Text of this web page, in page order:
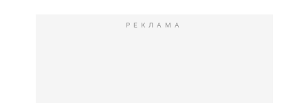
РЕКЛАМА